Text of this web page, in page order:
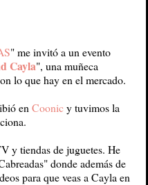
" me invitó a un evento
Cayla", una muñeca
lo que hay en el mercado.
en Coonicy tuvimos la
y tiendas de juguetes. He
donde además de
para que veas a Cayla en